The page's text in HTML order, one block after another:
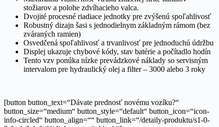
stožiarov a polohe zdvíhacieho valca.
Dvojité procesné riadiace jednotky pre zvýšenú spoľahlivosť
Robustný dizajn šasi s jednodielnym základným rámom (bez
zváraných ramien)
Osvedčená spoľahlivosť a trvanlivosť pre jednoduchú údržbu
Displej ukazuje chybové kódy, stav batérie a počítadlo hodín
Tento vzv ponúka nízke prevádzkové náklady so servisným
intervalom pre hydraulický olej a filter – 3000 alebo 3 roky
[button button_text=“Dávate prednosť novému vozíku?“
button_size=“medium“ button_style=“default“ button_icon=“icon-
info-circled“ button_align=““ button_link=“/detaily-produktu/s1-0-